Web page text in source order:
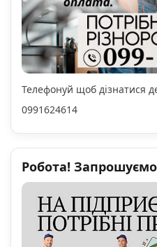
Телефонуй щоб дізнатися
0991624614
Робота!